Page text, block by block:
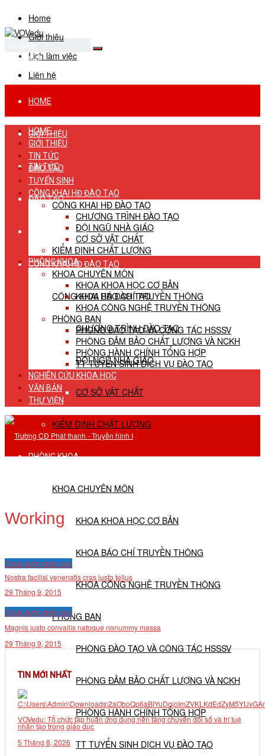
Home
Giới thiệu
Lịch làm việc
Liên hệ
No Result
View All Result
HOME
GIỚI THIỆU
TIN TỨC
ĐÀO TẠO
TUYỂN SINH
CÔNG KHAI HĐ ĐÀO TẠO
CÔNG KHAI HĐ ĐÀO TẠO
CHƯƠNG TRÌNH ĐÀO TẠO
ĐỘI NGŨ NHÀ GIÁO
CƠ SỞ VẬT CHẤT
KIỂM ĐỊNH CHẤT LƯỢNG
PHÒNG KHOA
KHOA CHUYÊN MÔN
KHOA KHOA HỌC CƠ BẢN
KHOA BÁO CHÍ TRUYỀN THÔNG
KHOA CÔNG NGHỆ TRUYỀN THÔNG
PHÒNG BAN
PHÒNG ĐÀO TẠO VÀ CÔNG TÁC HSSSV
PHÒNG ĐẢM BẢO CHẤT LƯỢNG VÀ NCKH
PHÒNG HÀNH CHÍNH TỔNG HỢP
TT TUYỂN SINH DỊCH VỤ ĐÀO TẠO
HOME
GIỚI THIỆU
TIN TỨC
ĐÀO TẠO
TUYỂN SINH
CÔNG KHAI HĐ ĐÀO TẠO
CÔNG KHAI HĐ ĐÀO TẠO
CHƯƠNG TRÌNH ĐÀO TẠO
ĐỘI NGŨ NHÀ GIÁO
CƠ SỞ VẬT CHẤT
KIỂM ĐỊNH CHẤT LƯỢNG
PHÒNG KHOA
KHOA CHUYÊN MÔN
KHOA KHOA HỌC CƠ BẢN
KHOA BÁO CHÍ TRUYỀN THÔNG
KHOA CÔNG NGHỆ TRUYỀN THÔNG
PHÒNG BAN
PHÒNG ĐÀO TẠO VÀ CÔNG TÁC HSSSV
PHÒNG ĐẢM BẢO CHẤT LƯỢNG VÀ NCKH
PHÒNG HÀNH CHÍNH TỔNG HỢP
TT TUYỂN SINH DỊCH VỤ ĐÀO TẠO
NGHIÊN CỨU KHOA HỌC
VĂN BẢN
THƯ VIỆN
Working
Chưa được phân loại
Nostra facilisi venenatis cras justo tellus
29 Tháng 9, 2015
Chưa được phân loại
Magnis justo convallis natoque nonummy massa
29 Tháng 9, 2015
TIN MỚI NHẤT
VOVedu: Tổ chức tập huấn ứng dụng nền tảng chuyển đổi số và trí tuệ
nhân tạo trong giáo dục
5 Tháng 8, 2026